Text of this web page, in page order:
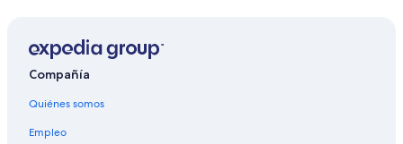
Casas de huéspedes en Hanói
Condominios en Hanói
Hostales en Hanói
Hoteles de Four Seasons en Hanói
Compañía
Quiénes somos
Empleo